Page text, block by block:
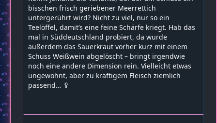
bisschen frisch geriebener Meerrettich
untergerührt wird? Nicht zu viel, nur so ein
Teelöffel, damit’s eine feine Schärfe kriegt. Hab das
mal in Süddeutschland probiert, da wurde
außerdem das Sauerkraut vorher kurz mit einem
Schuss Weißwein abgelöscht – bringt irgendwie
noch eine andere Dimension rein. Vielleicht etwas
ungewohnt, aber zu kräftigem Fleisch ziemlich
passend… 🥄